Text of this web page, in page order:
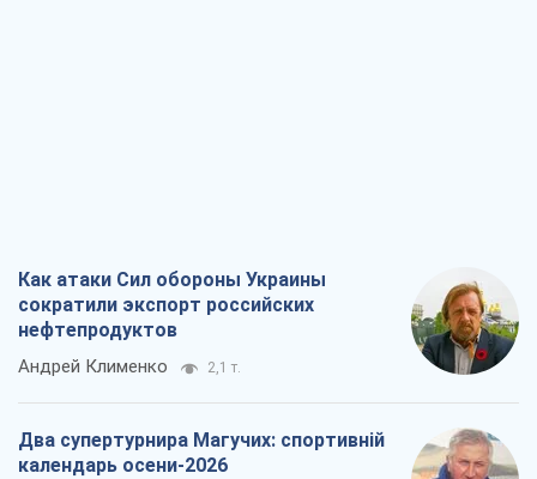
Как атаки Сил обороны Украины
сократили экспорт российских
нефтепродуктов
Андрей Клименко 2,1 т.
Два супертурнира Магучих: спортивній
календарь осени-2026